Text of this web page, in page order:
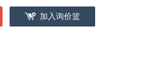
加入询价篮